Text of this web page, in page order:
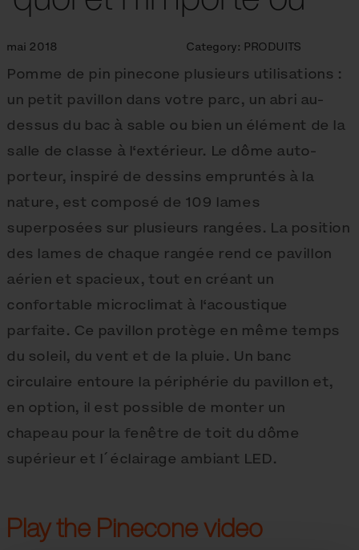
mai 2018 Category: PRODUITS
Pomme de pin pinecone plusieurs utilisations :
un petit pavillon dans votre parc, un abri au-
dessus du bac à sable ou bien un élément de la
salle de classe à l‘extérieur. Le dôme auto-
porteur, inspiré de dessins empruntés à la
nature, est composé de 109 lames
superposées sur plusieurs rangées. La position
des lames de chaque rangée rend ce pavillon
aérien et spacieux, tout en créant un
confortable microclimat à l‘acoustique
parfaite. Ce pavillon protège en même temps
du soleil, du vent et de la pluie. Un banc
circulaire entoure la périphérie du pavillon et,
en option, il est possible de monter un
chapeau pour la fenêtre de toit du dôme
supérieur et l´éclairage ambiant LED.
Play the Pinecone video